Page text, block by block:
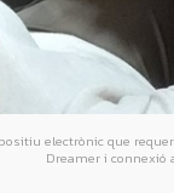
electrònic que
Dreamer i connexió